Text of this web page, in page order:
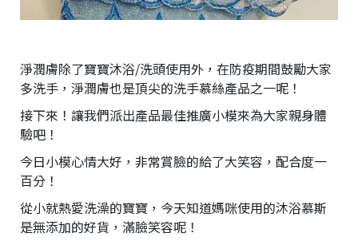
淨潤膚除了寶寶沐浴/洗頭使用外，在防疫期間鼓勵大家
多洗手，淨潤膚也是頂尖的洗手慕絲產品之一呢！
接下來！讓我們派出產品最佳推廣小模來為大家親身體
驗吧！
今日小模心情大好，非常賞臉的給了大笑容，配合度一
百分！
從小就熱愛洗澡的寶寶，今天知道媽咪使用的沐浴慕斯
是無添加的好貨，滿臉笑容呢！